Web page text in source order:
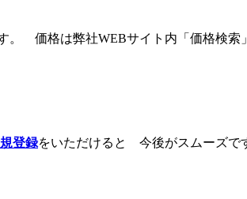
。 価格は弊社WEBサイト内「価格検索
登録をいただけると 今後がスムーズで